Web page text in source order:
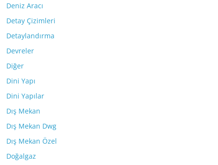
Deniz Aracı
Detay Çizimleri
Detaylandırma
Devreler
Diğer
Dini Yapı
Dini Yapılar
Dış Mekan
Dış Mekan Dwg
Dış Mekan Özel
Doğalgaz